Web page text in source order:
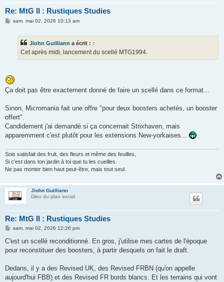
Re: MtG II : Rustiques Studies
Msam. mai 02, 2026 10:13 am
Jiohn Guilliann a écrit : ↑
Cet après midi, lancement du scellé MTG1994.
Ça doit pas être exactement donné de faire un scellé dans ce format...
Sinon, Micromania fait une offre "pour deux boosters achetés, un booster
offert".
Candidement j'ai demandé si ça concernait Strixhaven, mais
apparemment c'est plutôt pour les extensions New-yorkaises...
Sois satisfait des fruit, des fleurs et même des feuilles,
Si c'est dans ton jardin à toi que tu les cueilles.
Ne pas monter bien haut peut-être, mais tout seul.
Jiohn Guilliann
Dieu du plan social
Re: MtG II : Rustiques Studies
M
s
a
sam. mai 02, 2026 12:26 pm
C'est un scellé reconditionné. En gros, j'utilise mes cartes de l'époque
pour reconstituer des boosters, à partir desquels on fait le draft.
Dedans, il y a des Revised UK, des Revised FRBN (qu'on appelle
aujourd'hui FBB) et des Revised FR bords blancs. Et les terrains qui vont